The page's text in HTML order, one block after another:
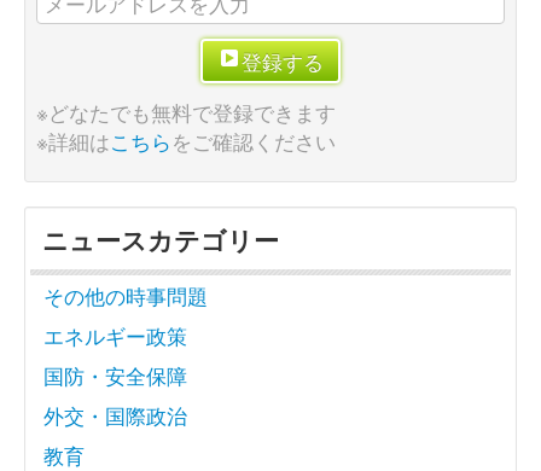
登録する
※どなたでも無料で登録できます
※詳細はこちらをご確認ください
ニュースカテゴリー
その他の時事問題
エネルギー政策
国防・安全保障
外交・国際政治
教育